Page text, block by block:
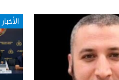
الأخبار